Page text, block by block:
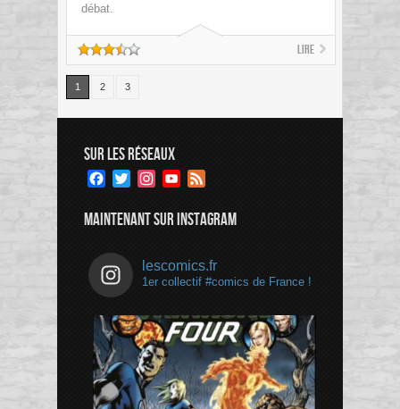
débat.
Lire
1 2 3
SUR LES RÉSEAUX
Facebook
TwitterInstagramYouTube
MAINTENANT SUR INSTAGRAM
lescomics.fr
1er collectif #comics de France !